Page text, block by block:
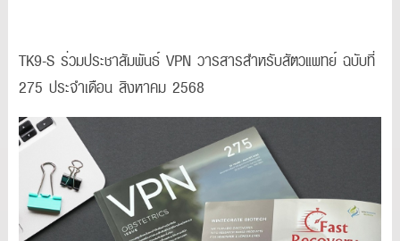
TK9-S ร่วมประชาสัมพันธ์ VPN วารสารสำหรับสัตวแพทย์ ฉบับที่
275 ประจำเดือน สิงหาคม 2568